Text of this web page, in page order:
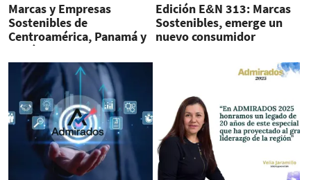
Marcas y Empresas
Sostenibles de
Centroamérica, Panamá y
República Dominicana
Edición E&N 313: Marcas
Sostenibles, emerge un
nuevo consumidor